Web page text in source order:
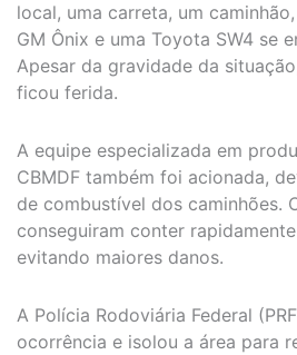
local, uma carreta, um
GM Ônix e uma Toyota SW4 se
Apesar da gravidade da
ficou ferida.
A equipe especializada em
CBMDF também foi acionada,
de combustível dos caminhões.
conseguiram conter
evitando maiores danos.
A Polícia Rodoviária Federal
ocorrência e isolou a área para